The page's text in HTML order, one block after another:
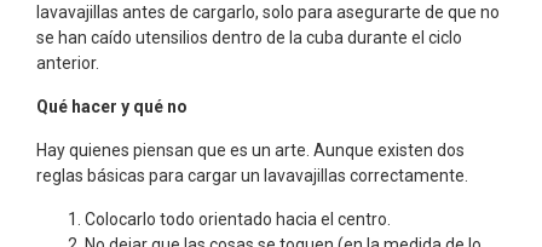
lavavajillas antes de cargarlo, solo para asegurarte de que no
se han caído utensilios dentro de la cuba durante el ciclo
anterior.
Qué hacer y qué no
Hay quienes piensan que es un arte. Aunque existen dos
reglas básicas para cargar un lavavajillas correctamente.
Colocarlo todo orientado hacia el centro.